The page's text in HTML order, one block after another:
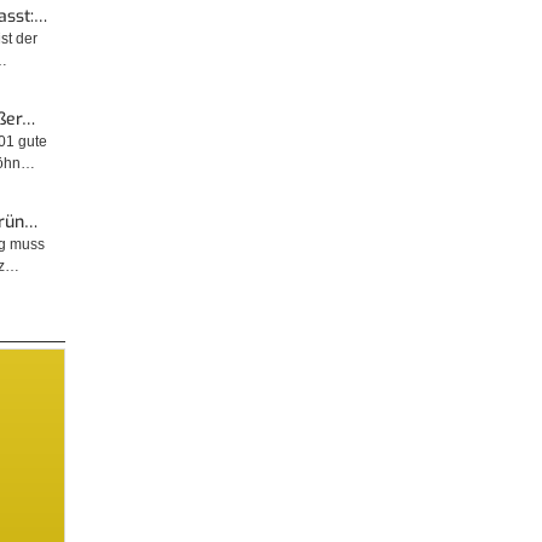
© diybook | Zum Schutz gegen Überspannung muss das
der
gute
muss